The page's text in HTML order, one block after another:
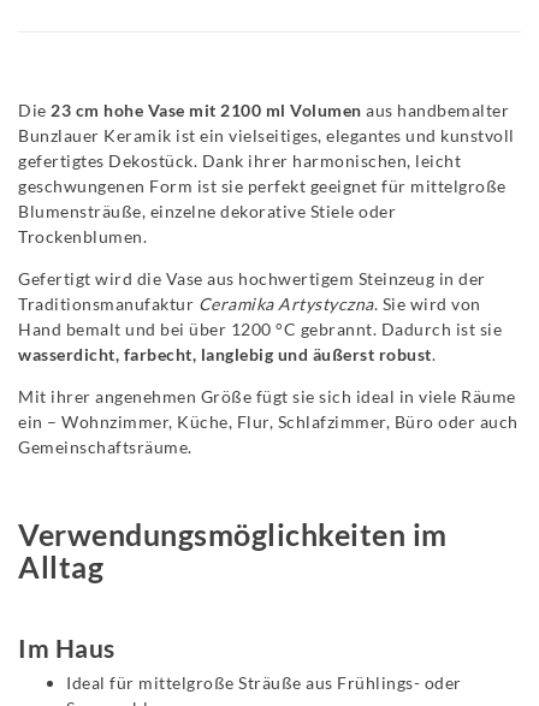
Die 23 cm hohe Vase mit 2100 ml Volumen aus handbemalter
Bunzlauer Keramik ist ein vielseitiges, elegantes und kunstvoll
gefertigtes Dekostück. Dank ihrer harmonischen, leicht
geschwungenen Form ist sie perfekt geeignet für mittelgroße
Blumensträuße, einzelne dekorative Stiele oder
Trockenblumen.
Gefertigt wird die Vase aus hochwertigem Steinzeug in der
Traditionsmanufaktur Ceramika Artystyczna. Sie wird von
Hand bemalt und bei über 1200 °C gebrannt. Dadurch ist sie
wasserdicht, farbecht, langlebig und äußerst robust.
Mit ihrer angenehmen Größe fügt sie sich ideal in viele Räume
ein – Wohnzimmer, Küche, Flur, Schlafzimmer, Büro oder auch
Gemeinschaftsräume.
Verwendungsmöglichkeiten im
Alltag
Im Haus
Ideal für mittelgroße Sträuße aus Frühlings- oder